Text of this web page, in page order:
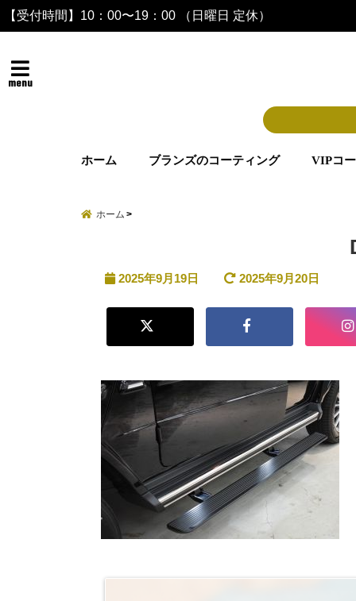
【受付時間】10：00〜19：00 （日曜日 定休）
menu
ホーム ブランズのコーティング VIPコ
ホーム
2025年9月19日 2025年9月20日